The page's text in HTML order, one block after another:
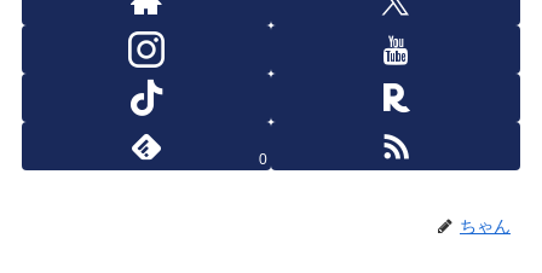
0
ちゃん